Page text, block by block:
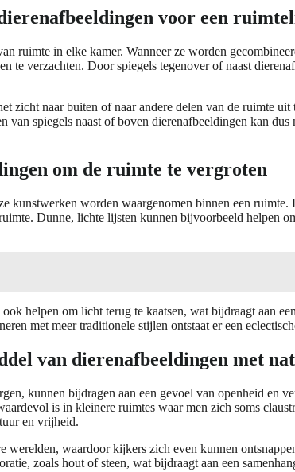
voor een
ruimte in elke kamer. Wanneer ze worden
te verzachten. Door spiegels tegenover of naast
zicht naar buiten of naar andere delen van de ruimte
van spiegels naast of boven dierenafbeeldingen kan
om de ruimte te vergroten
kunstwerken worden waargenomen binnen een
Dunne, lichte lijsten kunnen bijvoorbeeld helpen
helpen om licht terug te kaatsen, wat bijdraagt aan
met meer traditionele stijlen ontstaat er een
van dierenafbeeldingen met
kunnen bijdragen aan een gevoel van openheid en
is in kleinere ruimtes waar men zich soms
en vrijheid.
werelden, waardoor kijkers zich even kunnen
zoals hout of steen, wat bijdraagt aan een